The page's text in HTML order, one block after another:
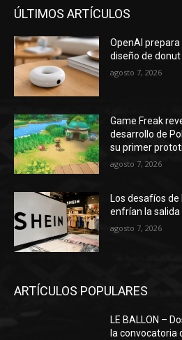
ÚLTIMOS ARTÍCULOS
OpenAI
diseño de
agosto 7, 2026
Game Freak
desarrollo de
su primer
agosto 7, 2026
Los desafíos
enfrían la salida
agosto 7, 2026
ARTÍCULOS POPULARES
LE BALLON –
la convocatoria